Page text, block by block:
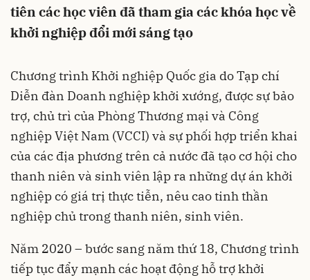
tiên các học viên đã tham gia các khóa học về
khởi nghiệp đổi mới sáng tạo
Chương trình Khởi nghiệp Quốc gia do Tạp chí
Diễn đàn Doanh nghiệp khởi xướng, được sự bảo
trợ, chủ trì của Phòng Thương mại và Công
nghiệp Việt Nam (VCCI) và sự phối hợp triển khai
của các địa phương trên cả nước đã tạo cơ hội cho
thanh niên và sinh viên lập ra những dự án khởi
nghiệp có giá trị thực tiễn, nêu cao tinh thần
nghiệp chủ trong thanh niên, sinh viên.
Năm 2020 – bước sang năm thứ 18, Chương trình
tiếp tục đẩy mạnh các hoạt động hỗ trợ khởi